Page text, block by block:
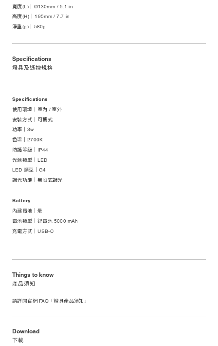
寬度(L)｜Ø130mm / 5.1 in
高度(H)｜195mm / 7.7 in
淨重(g)｜580g
Specifications
燈具及遙控規格
Specifications
使用環境｜室內 / 室外
安裝方式｜可攜式
功率｜3w
色溫｜2700K
防護等級｜IP44
光源類型｜LED
LED 類型｜G4
調光功能｜無段式調光
Battery
內建電池｜是
電池類型｜鋰電池 5000 mAh
充電方式｜USB-C
Things to know
產品須知
請詳閱官網 FAQ「燈具產品須知」
Download
下載